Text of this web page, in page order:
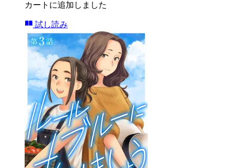
カートに追加しました
試し読み